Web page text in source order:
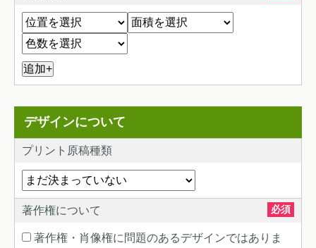
+
デザインについて
プリント原稿種類
著作権について 必須
著作権・肖像権に問題のあるデザインではありま